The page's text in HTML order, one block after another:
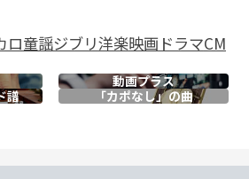
ロ童謡ジブリ洋楽映画ドラマCM
動画プラス
譜 「カポなし」の曲